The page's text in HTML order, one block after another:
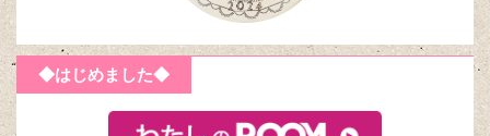
◆はじめました◆